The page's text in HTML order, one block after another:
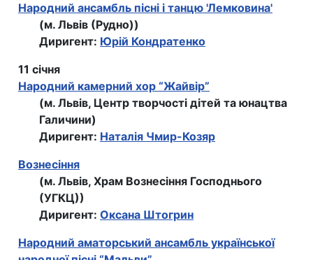
Народний ансамбль пісні і танцю 'Лемковина'
(м. Львів (Рудно))
Диригент: Юрiй Кондратенко
11 січня
Народний камерний хор “Жайвір”
(м. Львів, Центр творчості дітей та юнацтва
Галичини)
Диригент: Наталія Чмир-Козяр
Вознесіння
(м. Львів, Храм Вознесіння Господнього
(УГКЦ))
Диригент: Оксана Штогрин
Народний аматорський ансамбль української